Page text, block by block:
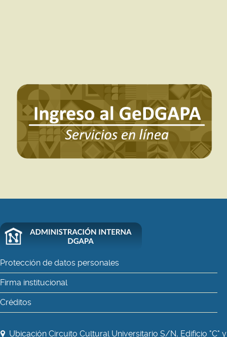
Protección de datos personales
Firma institucional
Créditos
Ubicación Circuito Cultural Universitario S/N, Edificio "C" y